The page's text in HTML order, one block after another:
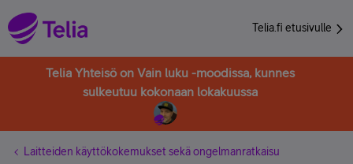
Telia.fi etusivulle
Telia Yhteisö on Vain luku -moodissa, kunnes
sulkeutuu kokonaan lokakuussa
Laitteiden käyttökokemukset sekä ongelmanratkaisu